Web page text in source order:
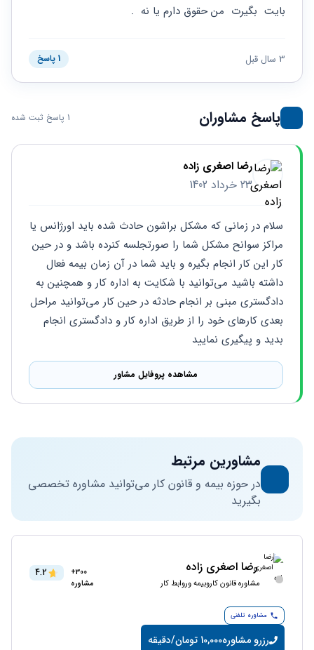
برنامه نویسی
طلاق
خانواده
حقوقی
کسب
سایت
ثبت
بايت  بگیرت  من حقوق دارم یا نه‌  .
3 سال قبل 1 پاسخ
پاسخ مشاوران 1 پاسخ ثبت شده
رضا اصغری زاده
23 خرداد 1402
بدید و پیگیری نمایید
مشاهده پروفایل مشاور
مشاورین مرتبط
در حوزه بیمه و قانون کار می‌توانید مشاوره تخصصی
بگیرید
رضا اصغری زاده
مشاوره قانون کاروبیمه وروابط کار
300+
مشاوره
4.2
مشاوره تلفنی
رزرو مشاوره10,000 تومان/دقیقه